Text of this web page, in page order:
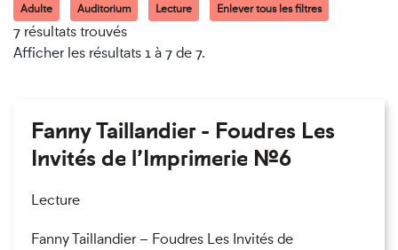
Adulte Auditorium Lecture Enlever tous les filtres
7 résultats trouvés
Afficher les résultats 1 à 7 de 7.
Fanny Taillandier - Foudres Les
Invités de l’Imprimerie n°6
Lecture
Fanny Taillandier – Foudres Les Invités de